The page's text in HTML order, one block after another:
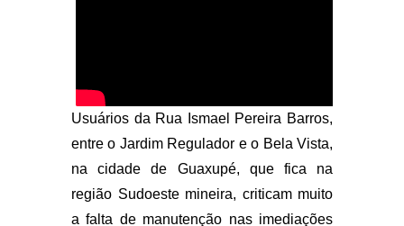
Usuários da Rua Ismael Pereira Barros,
entre o Jardim Regulador e o Bela Vista,
na cidade de Guaxupé, que fica na
região Sudoeste mineira, criticam muito
a falta de manutenção nas imediações